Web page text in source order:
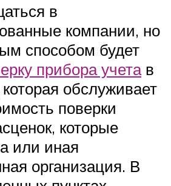
в
компании, но
способом будет
прибора учетав
обслуживает
поверки
которые
или иная
организация. В